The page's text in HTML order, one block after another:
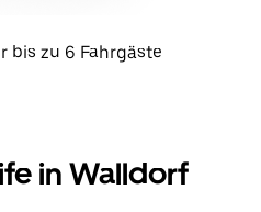
bis zu 6 Fahrgäste
in Walldorf